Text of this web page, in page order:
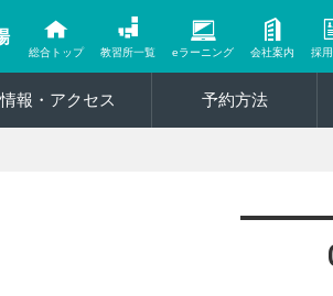
総合トップ 教習所一覧 eラーニング 会社案内 採
報・アクセス 予約方法